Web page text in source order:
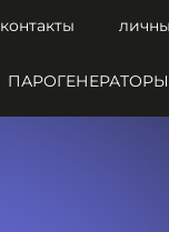
контакты
ПАРОГЕНЕРАТОРЫ